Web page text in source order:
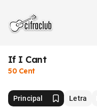
If I Cant
50 Cent
Principal Letra